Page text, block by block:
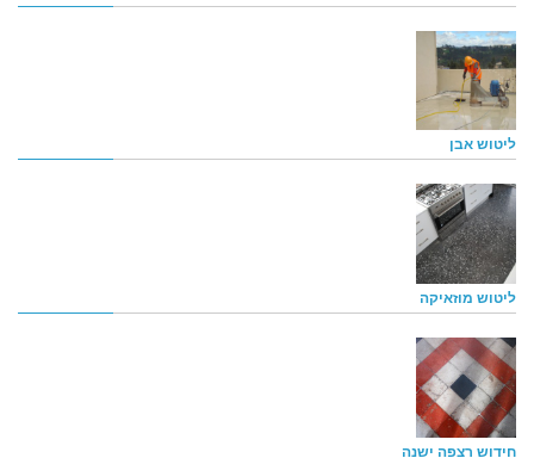
ליטוש אבן
ליטוש מוזאיקה
חידוש רצפה ישנה